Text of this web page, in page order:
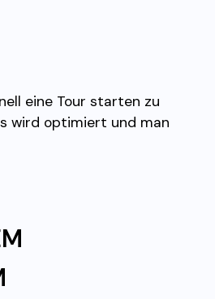
eine Tour starten zu
wird optimiert und man